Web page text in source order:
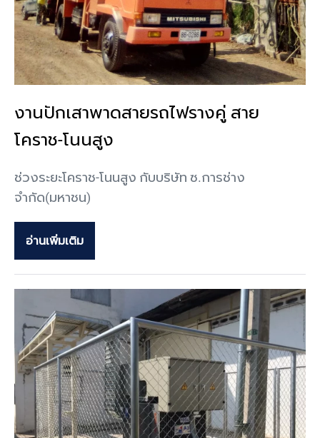
งานปักเสาพาดสายรถไฟรางคู่ สาย
โคราช-โนนสูง
ช่วงระยะโคราช-โนนสูง กับบริษัท ซ.การช่าง
จำกัด(มหาชน)
อ่านเพิ่มเติม